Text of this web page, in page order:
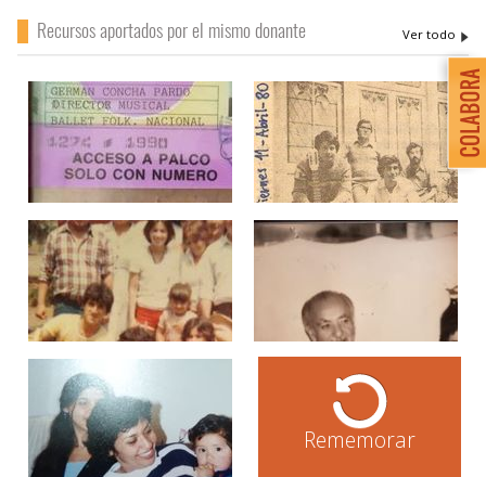
Recursos aportados por el mismo donante
Rememorar